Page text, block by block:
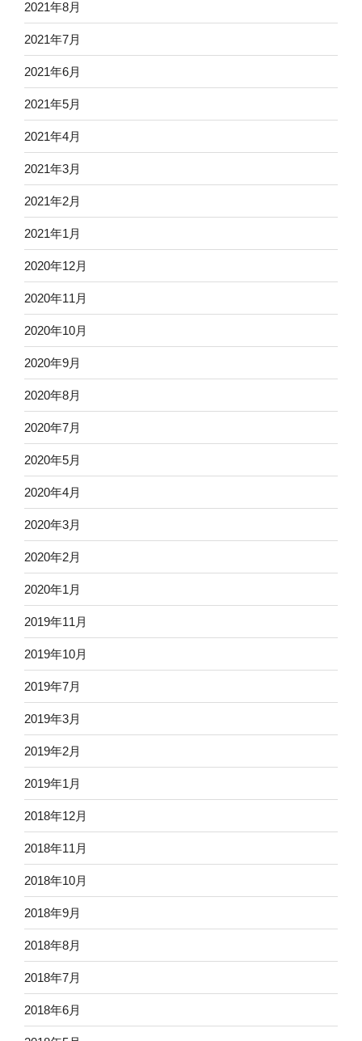
2021年8月
2021年7月
2021年6月
2021年5月
2021年4月
2021年3月
2021年2月
2021年1月
2020年12月
2020年11月
2020年10月
2020年9月
2020年8月
2020年7月
2020年5月
2020年4月
2020年3月
2020年2月
2020年1月
2019年11月
2019年10月
2019年7月
2019年3月
2019年2月
2019年1月
2018年12月
2018年11月
2018年10月
2018年9月
2018年8月
2018年7月
2018年6月